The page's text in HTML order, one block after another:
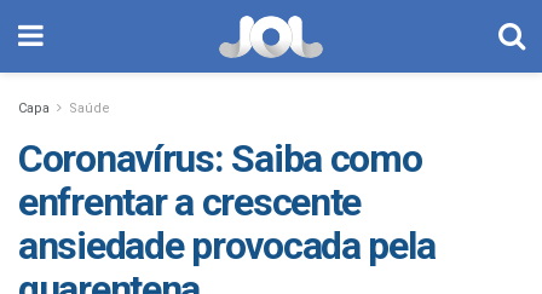
Capa Saúde
Coronavírus: Saiba como
enfrentar a crescente
ansiedade provocada pela